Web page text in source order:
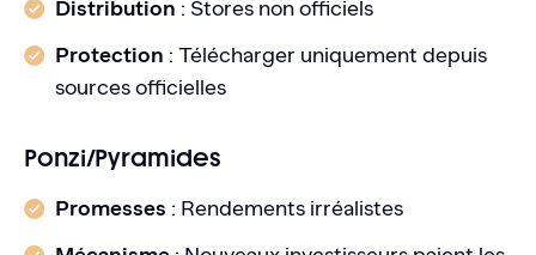
Distribution : Stores non officiels
Protection : Télécharger uniquement depuis
sources officielles
Ponzi/Pyramides
Promesses : Rendements irréalistes